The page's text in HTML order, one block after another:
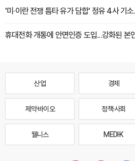
'미·이란 전쟁 틈타 유가 담합' 정유 4사 기
휴대전화 개통에 안면인증 도입...강화된 본
산업 경제
제약·바이오 정책·사회
웰니스 MEDI·K